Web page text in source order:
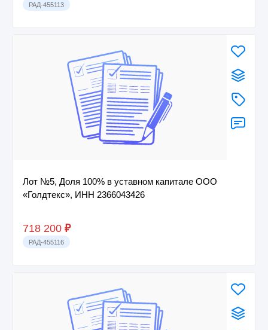
РАД-455113
Лот №5, Доля 100% в уставном капитале ООО
«Голдтекс», ИНН 2366043426
718 200 ₽
РАД-455116